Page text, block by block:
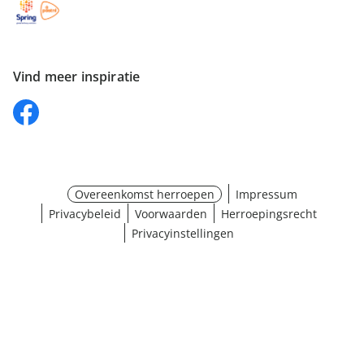
Vind meer inspiratie
Overeenkomst herroepen
Impressum
Privacybeleid
Voorwaarden
Herroepingsrecht
Privacyinstellingen